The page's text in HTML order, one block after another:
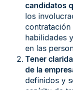
candidatos
los
contratación
habilidades
en las
Tener
de la
definidos y